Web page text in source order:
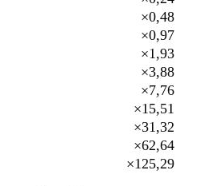
×0,48
×0,97
×1,93
×3,88
×7,76
×15,51
×31,32
×62,64
×125,29